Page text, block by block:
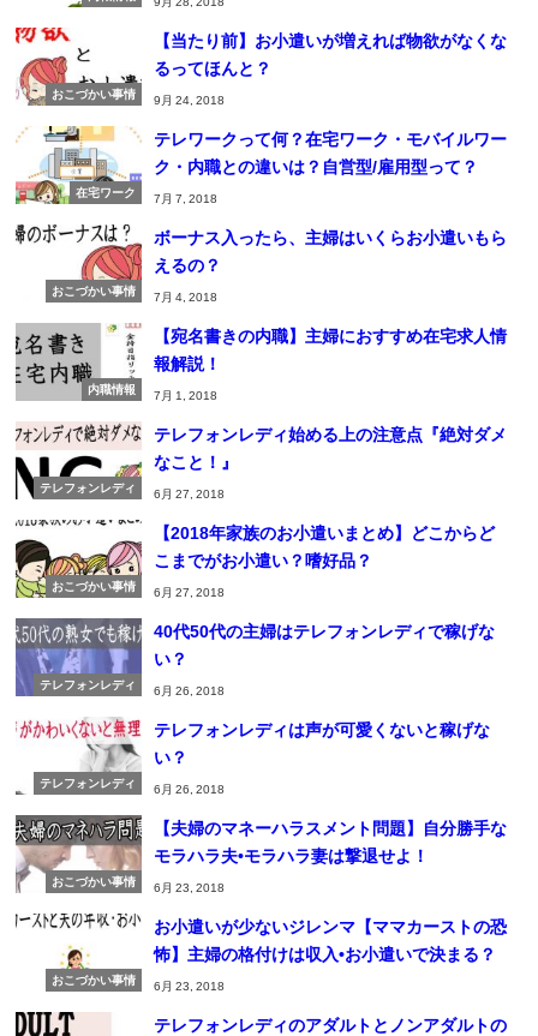
9月 28, 2018
おこづかい事情
【当たり前】お小遣いが増えれば物欲がなくな
るってほんと？
9月 24, 2018
在宅ワーク
テレワークって何？在宅ワーク・モバイルワー
ク・内職との違いは？自営型/雇用型って？
7月 7, 2018
おこづかい事情
ボーナス入ったら、主婦はいくらお小遣いもら
えるの？
7月 4, 2018
内職情報
【宛名書きの内職】主婦におすすめ在宅求人情
報解説！
7月 1, 2018
テレフォンレディ
テレフォンレディ始める上の注意点『絶対ダメ
なこと！』
6月 27, 2018
おこづかい事情
【2018年家族のお小遣いまとめ】どこからど
こまでがお小遣い？嗜好品？
6月 27, 2018
テレフォンレディ
40代50代の主婦はテレフォンレディで稼げな
い？
6月 26, 2018
テレフォンレディ
テレフォンレディは声が可愛くないと稼げな
い？
6月 26, 2018
おこづかい事情
【夫婦のマネーハラスメント問題】自分勝手な
モラハラ夫•モラハラ妻は撃退せよ！
6月 23, 2018
おこづかい事情
お小遣いが少ないジレンマ【ママカーストの恐
怖】主婦の格付けは収入•お小遣いで決まる？
6月 23, 2018
テレフォンレディのアダルトとノンアダルトの